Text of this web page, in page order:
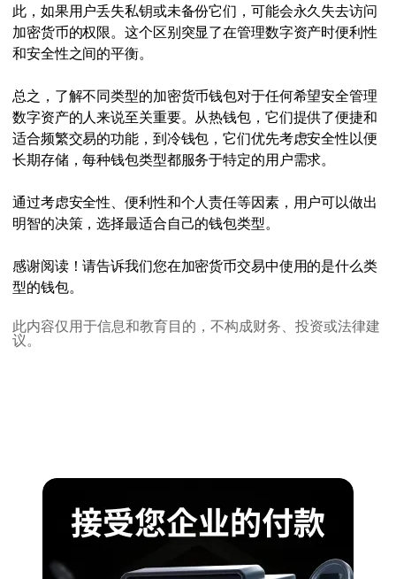
此，如果用户丢失私钥或未备份它们，可能会永久失去访问
加密货币的权限。这个区别突显了在管理数字资产时便利性
和安全性之间的平衡。
总之，了解不同类型的加密货币钱包对于任何希望安全管理
数字资产的人来说至关重要。从热钱包，它们提供了便捷和
适合频繁交易的功能，到冷钱包，它们优先考虑安全性以便
长期存储，每种钱包类型都服务于特定的用户需求。
通过考虑安全性、便利性和个人责任等因素，用户可以做出
明智的决策，选择最适合自己的钱包类型。
感谢阅读！请告诉我们您在加密货币交易中使用的是什么类
型的钱包。
此内容仅用于信息和教育目的，不构成财务、投资或法律建
议。